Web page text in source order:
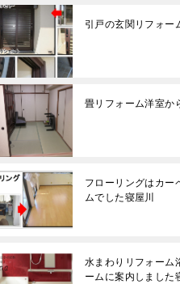
引戸の玄関リフォー
畳リフォーム洋室か
フローリングはカー
ムでした寝屋川
水まわりリフォーム
ームに案内しました